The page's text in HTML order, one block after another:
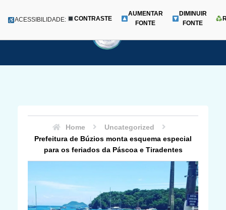
para
Menu
ACESSIBILIDADE: CONTRASTE
AUMENTAR
FONTE
DIMINUIR
FONTE
Home
Uncategorized
Prefeitura de Búzios monta esquema especial
para os feriados da Páscoa e Tiradentes